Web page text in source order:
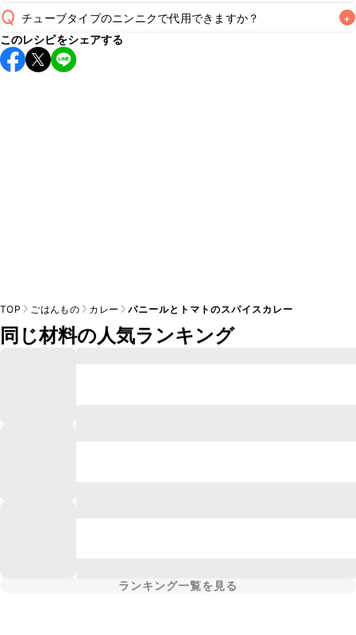
A
し上がりください。
※日持ちは目安です。
A
チューブタイプの生姜を使用してもお作りいただけます。大
さじ1を目安に加え、お好みの風味になるようご調節くださ
Q チューブタイプのニンニクで代用できますか？ +
A
チューブタイプのニンニクを使用してもお作りいただけま
す。小さじ1を目安に加え、お好みの風味になるようご調節く
このレシピをシェアする
TOP ごはんもの カレー パニールとトマトのスパイスカレー
同じ材料の人気ランキング
ランキング一覧を見る